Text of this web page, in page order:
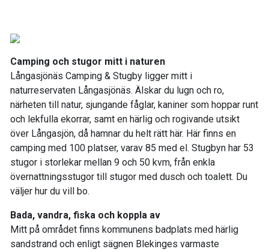
Camping och stugor mitt i naturen
Långasjönäs Camping & Stugby ligger mitt i
naturreservaten Långasjönäs. Älskar du lugn och ro,
närheten till natur, sjungande fåglar, kaniner som hoppar runt
och lekfulla ekorrar, samt en härlig och rogivande utsikt
över Långasjön, då hamnar du helt rätt här. Här finns en
camping med 100 platser, varav 85 med el. Stugbyn har 53
stugor i storlekar mellan 9 och 50 kvm, från enkla
övernattningsstugor till stugor med dusch och toalett. Du
väljer hur du vill bo.
Bada, vandra, fiska och koppla av
Mitt på området finns kommunens badplats med härlig
sandstrand och enligt sägnen Blekinges varmaste